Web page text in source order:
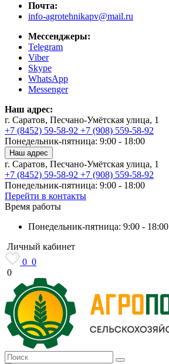
Почта:
info-agrotehnikapv@mail.ru
Мессенджеры:
Telegram
Viber
Skype
WhatsApp
Messenger
Наш адрес:
г. Саратов, Песчано-Умётская улица, 1
+7 (8452) 59-58-92 +7 (908) 559-58-92
Понедельник-пятница: 9:00 - 18:00
Наш адрес
г. Саратов, Песчано-Умётская улица, 1
+7 (8452) 59-58-92 +7 (908) 559-58-92
Понедельник-пятница: 9:00 - 18:00
Перейти в контакты
Время работы
Понедельник-пятница: 9:00 - 18:00
Личный кабинет
0 0
0